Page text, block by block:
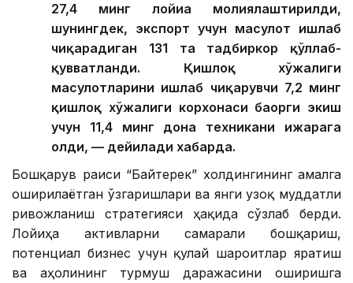
27,4 минг лойиҳа молиялаштирилди,
шунингдек, экспорт учун маҳсулот ишлаб
чиқарадиган 131 та тадбиркор қўллаб-
қувватланди. Қишлоқ хўжалиги
маҳсулотларини ишлаб чиқарувчи 7,2 минг
қишлоқ хўжалиги корхонаси баҳорги экиш
учун 11,4 минг дона техникани ижарага
олди, — дейилади хабарда.
Бошқарув раиси “Байтерек” холдингининг амалга
оширилаётган ўзгаришлари ва янги узоқ муддатли
ривожланиш стратегияси ҳақида сўзлаб берди.
Лойиҳа активларни самарали бошқариш,
потенциал бизнес учун қулай шароитлар яратиш
ва аҳолининг турмуш даражасини оширишга